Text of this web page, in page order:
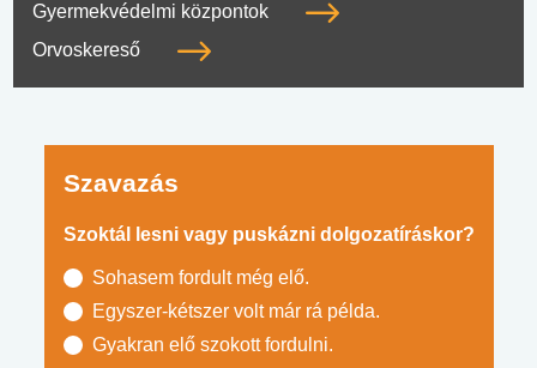
Gyermekvédelmi központok
Orvoskereső
Szavazás
Szoktál lesni vagy puskázni dolgozatíráskor?
Sohasem fordult még elő.
Egyszer-kétszer volt már rá példa.
Gyakran elő szokott fordulni.